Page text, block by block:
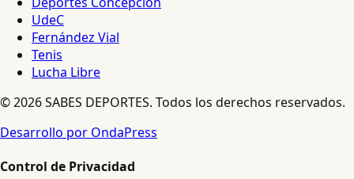
UdeC
Fernández Vial
Tenis
Lucha Libre
© 2026 SABES DEPORTES. Todos los derechos reservados.
Desarrollo por OndaPress
Control de Privacidad